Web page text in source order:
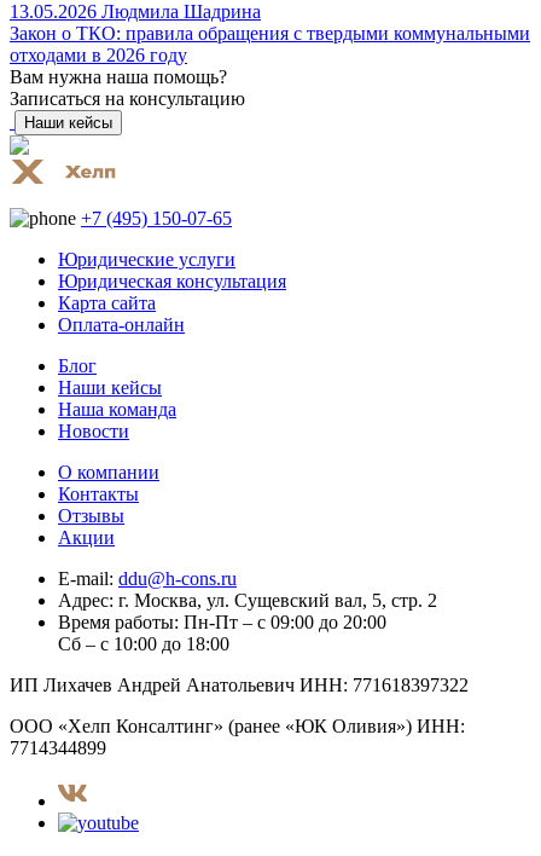
13.05.2026 Людмила Шадрина
Закон о ТКО: правила обращения с твердыми коммунальными
отходами в 2026 году
Вам нужна наша помощь?
Записаться на консультацию
Наши кейсы
+7 (495) 150-07-65
Юридические услуги
Юридическая консультация
Карта сайта
Оплата-онлайн
Блог
Наши кейсы
Наша команда
Новости
О компании
Контакты
Отзывы
Акции
E-mail: ddu@h-cons.ru
Адрес: г. Москва, ул. Сущевский вал, 5, стр. 2
Время работы: Пн-Пт – с 09:00 до 20:00
Сб – с 10:00 до 18:00
ИП Лихачев Андрей Анатольевич ИНН: 771618397322
ООО «Хелп Консалтинг» (ранее «ЮК Оливия») ИНН:
7714344899